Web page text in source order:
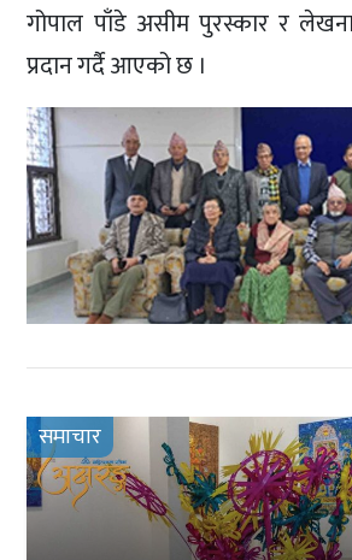
गोपाल पाँडे असीम पुरस्कार र
प्रदान गर्दै आएको छ ।
समाचार